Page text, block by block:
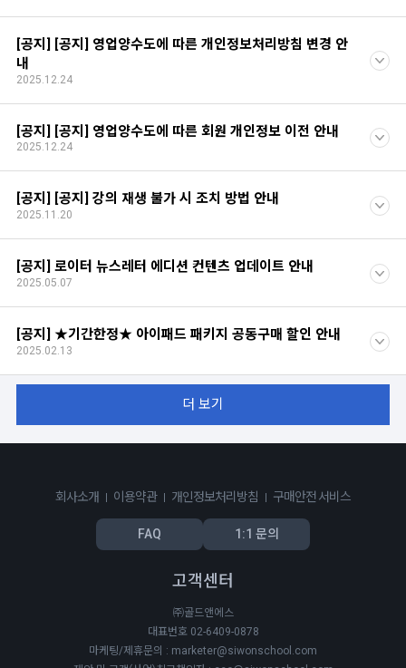
[공지] [공지] 영업양수도에 따른 개인정보처리방침 변경 안
내
2025.12.24
[공지] [공지] 영업양수도에 따른 회원 개인정보 이전 안내
2025.12.24
[공지] [공지] 강의 재생 불가 시 조치 방법 안내
2025.11.20
[공지] 로이터 뉴스레터 에디션 컨텐츠 업데이트 안내
2025.05.07
[공지] ★기간한정★ 아이패드 패키지 공동구매 할인 안내
2025.02.13
더 보기
회사소개 이용약관 개인정보처리방침 구매안전 서비스
FAQ 1:1 문의
고객센터
㈜골드앤에스
대표번호 02-6409-0878
마케팅/제휴문의 : marketer@siwonschool.com